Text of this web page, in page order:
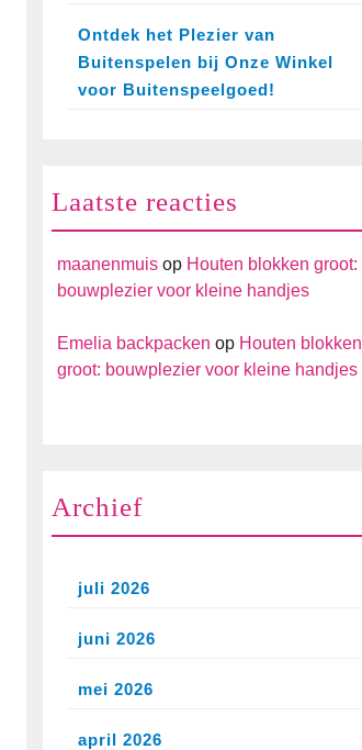
Ontdek het Plezier van
Buitenspelen bij Onze Winkel
voor Buitenspeelgoed!
Laatste reacties
maanenmuis op Houten blokken groot:
bouwplezier voor kleine handjes
Emelia backpacken op Houten blokken
groot: bouwplezier voor kleine handjes
Archief
juli 2026
juni 2026
mei 2026
april 2026